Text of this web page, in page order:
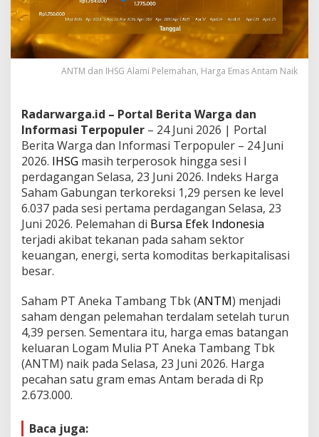
ANTM dan IHSG Alami Pelemahan, Harga Emas Antam Naik
Radarwarga.id – Portal Berita Warga dan
Informasi Terpopuler – 24 Juni 2026 | Portal
Berita Warga dan Informasi Terpopuler – 24 Juni
2026. IHSG masih terperosok hingga sesi I
perdagangan Selasa, 23 Juni 2026. Indeks Harga
Saham Gabungan terkoreksi 1,29 persen ke level
6.037 pada sesi pertama perdagangan Selasa, 23
Juni 2026. Pelemahan di Bursa Efek Indonesia
terjadi akibat tekanan pada saham sektor
keuangan, energi, serta komoditas berkapitalisasi
besar.
Saham PT Aneka Tambang Tbk (ANTM) menjadi
saham dengan pelemahan terdalam setelah turun
4,39 persen. Sementara itu, harga emas batangan
keluaran Logam Mulia PT Aneka Tambang Tbk
(ANTM) naik pada Selasa, 23 Juni 2026. Harga
pecahan satu gram emas Antam berada di Rp
2.673.000.
Baca juga: